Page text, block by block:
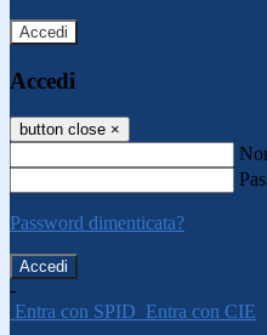
Accedi
Accedi
button close ×
Password dimenticata?
-
Entra con SPID Entra con CIE